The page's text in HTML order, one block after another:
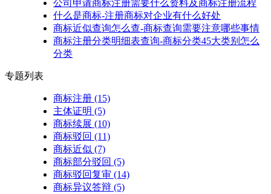
公司申请商标注册需要什么资料及商标注册流程
什么是商标-注册商标对企业有什么好处
商标近似查询怎么查-商标查询需要注意哪些事情
商标注册分类明细表查询-商标分类45大类别怎么
分类
专题列表
商标注册 (15)
主体证明 (5)
商标续展 (10)
商标驳回 (11)
商标近似 (7)
商标部分驳回 (5)
商标驳回复审 (14)
商标异议答辩 (5)